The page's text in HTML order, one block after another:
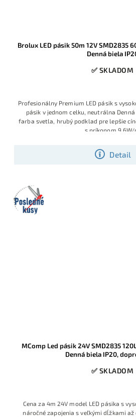
Brolux LED pásik 50m 12V SMD2835
Denná biela
✅ SKLADOM
Detail
Profesionálny Premium LED pásik s
pásik v jednom celku, neutrálna
farba svetla, hrubý podklad pre lepšie
s príkonom 9,6W/
Posledné
kusy
MComp Led pásik 24V SMD2835
Denná biela
✅ SKLADOM
Cena za 4m 24V model LED pásika s
náročné zapojenia s veľkými dĺžkami až